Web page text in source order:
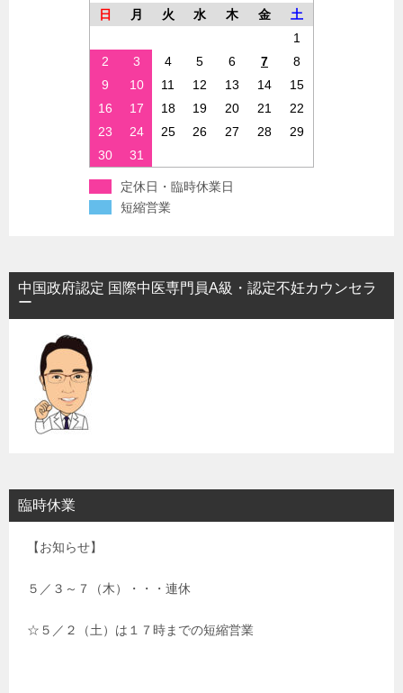
日
月 火 水 木 金
土
1
2
3 4 5 6 7
8
9
10 11 12 13 14
15
16
17 18 19 20 21
22
23
24 25 26 27 28
29
30
31
定休日・臨時休業日
短縮営業
中国政府認定 国際中医専門員A級・認定不妊カウンセラ
ー
臨時休業
【お知らせ】
５／３～７（木）・・・連休
☆５／２（土）は１７時までの短縮営業